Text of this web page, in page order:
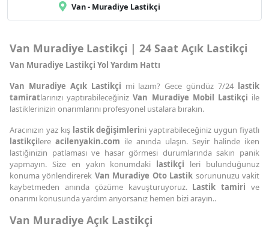
Van - Muradiye Lastikçi
Van Muradiye Lastikçi | 24 Saat Açık Lastikçi
Van Muradiye Lastikçi Yol Yardım Hattı
Van Muradiye Açık Lastikçi mi lazım? Gece gündüz 7/24 lastik
tamiratlarınızı yaptırabileceğinizVan Muradiye Mobil Lastikçi ile
lastiklerinizin onarımlarını profesyonel ustalara bırakın.
Aracınızın yaz kış lastik değişimlerini yaptırabileceğiniz uygun fiyatlı
lastikçilere acilenyakin.com ile anında ulaşın. Seyir halinde iken
lastiğinizin patlaması ve hasar görmesi durumlarında sakın panik
yapmayın. Size en yakın konumdaki lastikçi leri bulunduğunuz
konuma yönlendirerek Van Muradiye Oto Lastik sorununuzu vakit
kaybetmeden anında çözüme kavuşturuyoruz. Lastik tamiri ve
onarımı konusunda yardım arıyorsanız hemen bizi arayın..
Van Muradiye Açık Lastikçi